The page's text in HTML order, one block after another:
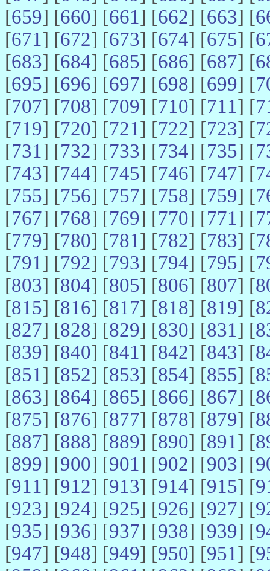
[659] [660] [661] [662] [663] [
[671] [672] [673] [674] [675] [
[683] [684] [685] [686] [687] [
[695] [696] [697] [698] [699] [
[707] [708] [709] [710] [711] [
[719] [720] [721] [722] [723] [
[731] [732] [733] [734] [735] [
[743] [744] [745] [746] [747] [
[755] [756] [757] [758] [759] [
[767] [768] [769] [770] [771] [
[779] [780] [781] [782] [783] [
[791] [792] [793] [794] [795] [
[803] [804] [805] [806] [807] [
[815] [816] [817] [818] [819] [
[827] [828] [829] [830] [831] [
[839] [840] [841] [842] [843] [
[851] [852] [853] [854] [855] [
[863] [864] [865] [866] [867] [
[875] [876] [877] [878] [879] [
[887] [888] [889] [890] [891] [
[899] [900] [901] [902] [903] [
[911] [912] [913] [914] [915] [
[923] [924] [925] [926] [927] [
[935] [936] [937] [938] [939] [
[947] [948] [949] [950] [951] [